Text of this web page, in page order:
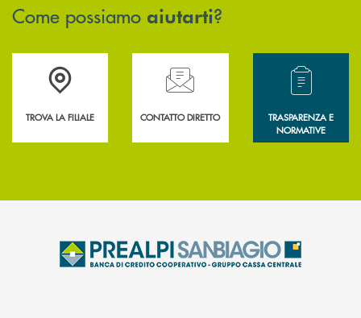
Come possiamo aiutarti?
Accedi all' elenco completo delle filiali .
TROVA LA FILIALE
Hai bisogno di assistenza immediata?
CONTATTO DIRETTO
Hai bisogno di
TRASPARENZA E
NORMATIVE